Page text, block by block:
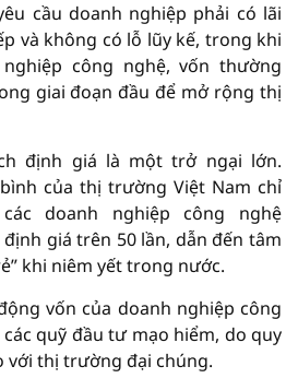
cầu doanh nghiệp phải có lãi
và không có lỗ lũy kế, trong khi
công nghệ, vốn thường
giai đoạn đầu để mở rộng thị
định giá là một trở ngại lớn.
của thị trường Việt Nam chỉ
doanh nghiệp công nghệ
giá trên 50 lần, dẫn đến tâm
khi niêm yết trong nước.
vốn của doanh nghiệp công
quỹ đầu tư mạo hiểm, do quy
với thị trường đại chúng.